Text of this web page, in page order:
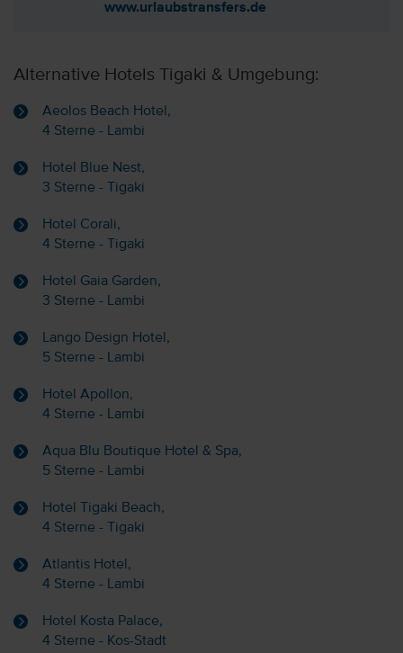
www.urlaubstransfers.de
Alternative Hotels Tigaki & Umgebung:
Aeolos Beach Hotel,
4 Sterne - Lambi
Hotel Blue Nest,
3 Sterne - Tigaki
Hotel Corali,
4 Sterne - Tigaki
Hotel Gaia Garden,
3 Sterne - Lambi
Lango Design Hotel,
5 Sterne - Lambi
Hotel Apollon,
4 Sterne - Lambi
Aqua Blu Boutique Hotel & Spa,
5 Sterne - Lambi
Hotel Tigaki Beach,
4 Sterne - Tigaki
Atlantis Hotel,
4 Sterne - Lambi
Hotel Kosta Palace,
4 Sterne - Kos-Stadt